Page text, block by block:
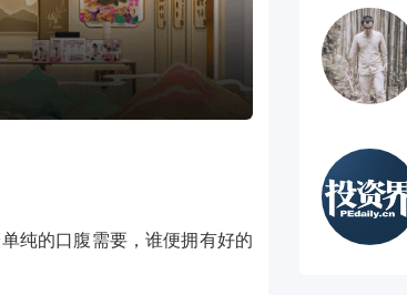
纯的口腹需要，谁便拥有好的